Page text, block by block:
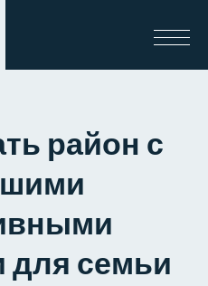
район с
для семьи